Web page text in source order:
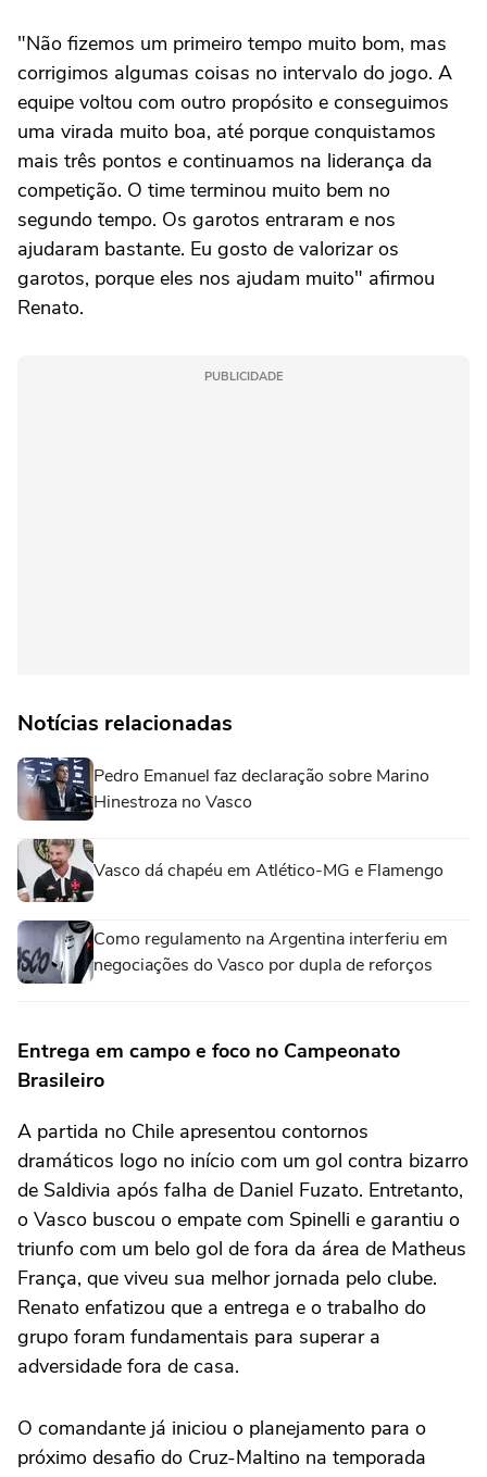
"Não fizemos um primeiro tempo muito bom, mas
corrigimos algumas coisas no intervalo do jogo. A
equipe voltou com outro propósito e conseguimos
uma virada muito boa, até porque conquistamos
mais três pontos e continuamos na liderança da
competição. O time terminou muito bem no
segundo tempo. Os garotos entraram e nos
ajudaram bastante. Eu gosto de valorizar os
garotos, porque eles nos ajudam muito" afirmou
Renato.
PUBLICIDADE
Notícias relacionadas
Pedro Emanuel faz declaração sobre Marino
Hinestroza no Vasco
Vasco dá chapéu em Atlético-MG e Flamengo
Como regulamento na Argentina interferiu em
negociações do Vasco por dupla de reforços
Entrega em campo e foco no Campeonato
Brasileiro
A partida no Chile apresentou contornos
dramáticos logo no início com um gol contra bizarro
de Saldivia após falha de Daniel Fuzato. Entretanto,
o Vasco buscou o empate com Spinelli e garantiu o
triunfo com um belo gol de fora da área de Matheus
França, que viveu sua melhor jornada pelo clube.
Renato enfatizou que a entrega e o trabalho do
grupo foram fundamentais para superar a
adversidade fora de casa.
O comandante já iniciou o planejamento para o
próximo desafio do Cruz-Maltino na temporada